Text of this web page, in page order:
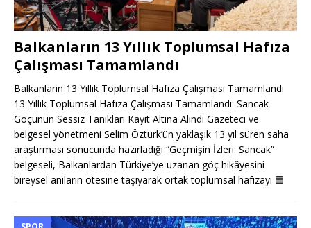
Balkanların 13 Yıllık Toplumsal Hafıza
Çalışması Tamamlandı
Balkanların 13 Yıllık Toplumsal Hafıza Çalışması Tamamlandı
13 Yıllık Toplumsal Hafıza Çalışması Tamamlandı: Sancak
Göçünün Sessiz Tanıkları Kayıt Altına Alındı Gazeteci ve
belgesel yönetmeni Selim Öztürk’ün yaklaşık 13 yıl süren saha
araştırması sonucunda hazırladığı “Geçmişin İzleri: Sancak”
belgeseli, Balkanlardan Türkiye’ye uzanan göç hikâyesini
bireysel anıların ötesine taşıyarak ortak toplumsal hafızayı 🟦